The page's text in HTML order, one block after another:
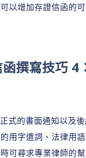
以增加存證信函的
撰寫技巧 4
式的書面通知以及
用字遣詞、法律用
可尋求專業律師的